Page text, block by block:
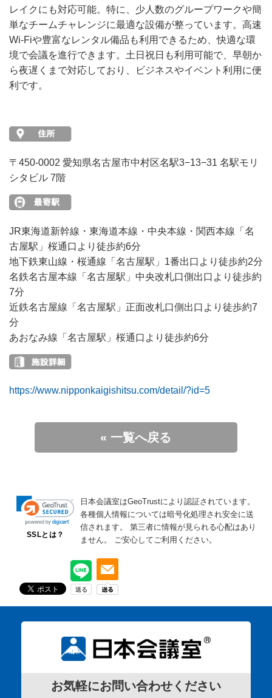
レイクにも対応可能。特に、少人数のグループワークや簡
単なチームチャレンジに最適な設備が整っています。高速
Wi-Fiや豊富なレンタル備品も利用できるため、快適な環
境で会議を進行できます。土日祝日も利用可能で、早朝か
ら夜遅くまで対応しており、ビジネスやイベント利用に便
利です。
〒450-0002 愛知県名古屋市中村区名駅3−13−31 名駅モリ
シタビル 7階
JR東海道新幹線・東海道本線・中央本線・関西本線「名
古屋駅」桜通口より徒歩約6分
地下鉄東山線・桜通線「名古屋駅」1番出口より徒歩約2分
名鉄名古屋本線「名古屋駅」中央改札口側出口より徒歩約
7分
近鉄名古屋線「名古屋駅」正面改札口側出口より徒歩約7
分
あおなみ線「名古屋駅」桜通口より徒歩約6分
https://www.nipponkaigishitsu.com/detail/?id=5
« 一覧へ戻る
SSLとは？
日本会議室はGeoTrustにより認証されています。
各種個人情報については暗号化処理され安全に送
信されます。
第三者に情報が見られる心配はあり
ません。
ご安心してご利用ください。
お気軽にお問い合わせください